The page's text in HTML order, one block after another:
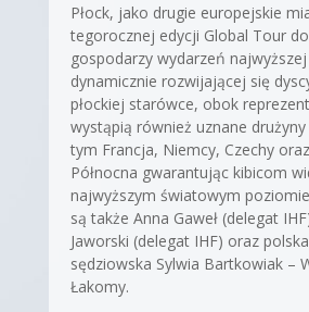
Płock, jako drugie europejskie
tegorocznej edycji Global Tour
gospodarzy wydarzeń
dynamicznie rozwijającej się
płockiej starówce, obok
wystąpią również uznane
tym Francja, Niemcy, Czechy
Północna gwarantując kibicom
najwyższym światowym
są także Anna Gaweł (delegat
Jaworski (delegat IHF) oraz
sędziowska Sylwia Bartkowiak –
Łakomy.